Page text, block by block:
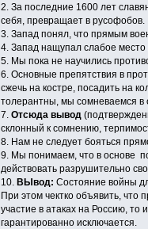
2. За последние 1600 лет
себя, превращает в русофобов.
3. Запад понял, что прямым
4. Запад нащупал слабое
5. Мы пока не научились
6. Основные препятствия в
сжечь на костре, посадить на
толерантны, мы сомневаемся в
7. Отсюда вывод
склонный к сомнению,
8. Нам не следует бояться
9. Мы понимаем, что в основе
действовать разрушительно
10.ВЫвод: Состояние войны
При этом чектко объявить,
участие в атаках на Россию,
гарантированно исключается.